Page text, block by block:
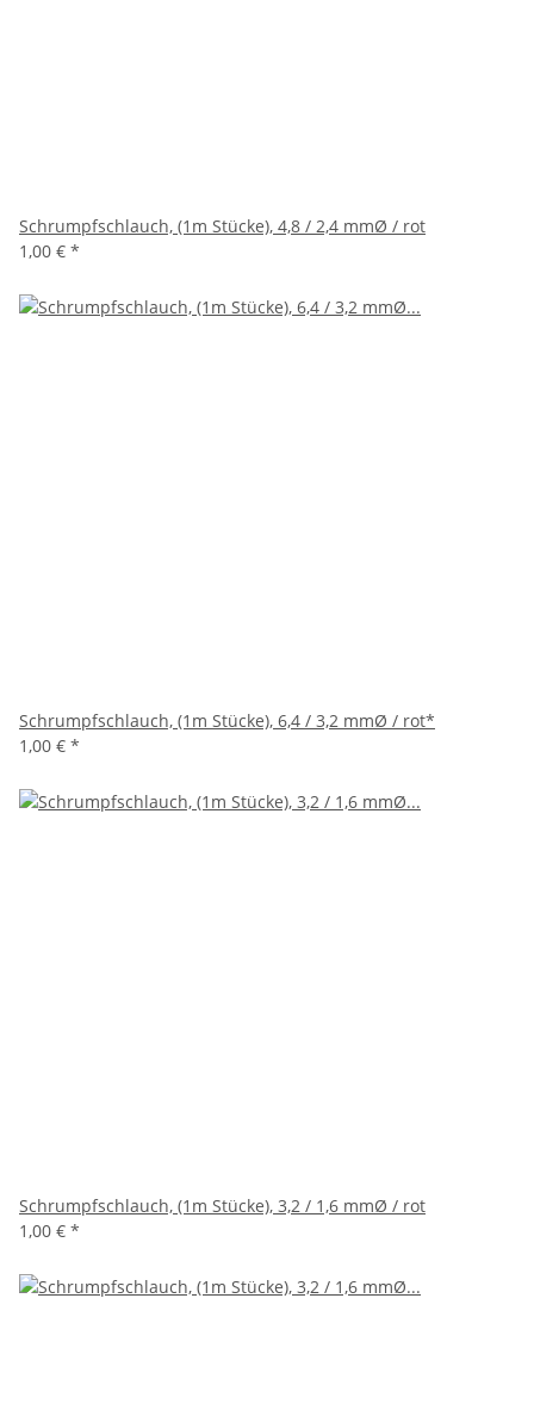
Schrumpfschlauch, (1m Stücke), 4,8 / 2,4 mmØ / rot
1,00 € *
Schrumpfschlauch, (1m Stücke), 6,4 / 3,2 mmØ / rot*
1,00 € *
Schrumpfschlauch, (1m Stücke), 3,2 / 1,6 mmØ / rot
1,00 € *